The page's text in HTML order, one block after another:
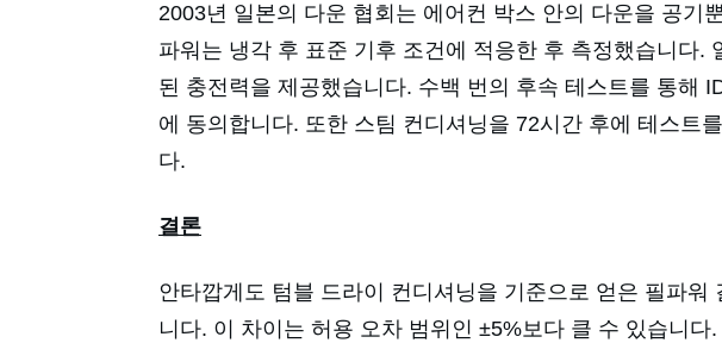
2003년 일본의 다운 협회는 에어컨 박스 안의 다운을 공기
파워는 냉각 후 표준 기후 조건에 적응한 후 측정했습니다
된 충전력을 제공했습니다. 수백 번의 후속 테스트를 통해
에 동의합니다. 또한 스팀 컨디셔닝을 72시간 후에 테스트
다.
결론
안타깝게도 텀블 드라이 컨디셔닝을 기준으로 얻은 필파
니다. 이 차이는 허용 오차 범위인 ±5%보다 클 수 있습니다.